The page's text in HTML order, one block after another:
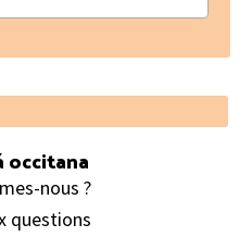
occitana
nous ?
questions